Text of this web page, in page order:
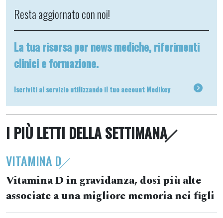
Resta aggiornato con noi!
La tua risorsa per news mediche, riferimenti
clinici e formazione.
Iscriviti al servizio utilizzando il tuo account Medikey
I PIÙ LETTI DELLA SETTIMANA
VITAMINA D
Vitamina D in gravidanza, dosi più alte
associate a una migliore memoria nei figli